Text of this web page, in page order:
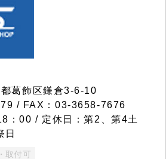
葛飾区鎌倉3-6-10
/ FAX：03-3658-7676
：00 / 定休日：第2、第4土
日
取付可